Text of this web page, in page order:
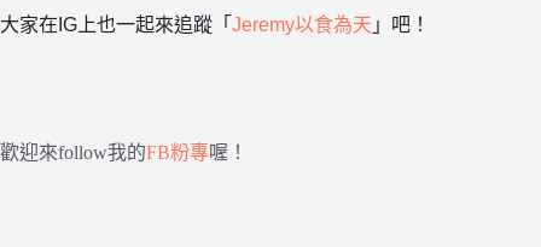
大家在IG上也一起來追蹤「 Jeremy以食為天 」吧！
歡迎來follow我的FB粉專喔！